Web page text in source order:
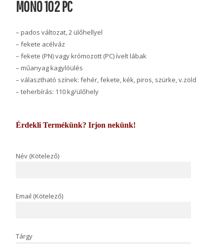
MONO 102 PC
– pados változat, 2 ülőhellyel
– fekete acélváz
– fekete (PN) vagy krómozott (PC) ívelt lábak
– műanyag kagylóülés
– választható színek: fehér, fekete, kék, piros, szürke, v.zöld
– teherbírás: 110 kg/ülőhely
Érdekli Termékünk? Irjon nekünk!
Név (Kötelező)
Email (Kötelező)
Tárgy